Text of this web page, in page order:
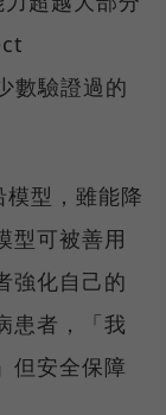
數驗證過的
型，雖能降
型可被善用
強化自己的
患者，「我
但安全保障